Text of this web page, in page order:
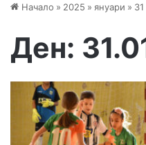
Начало » 2025 » януари » 31
Ден: